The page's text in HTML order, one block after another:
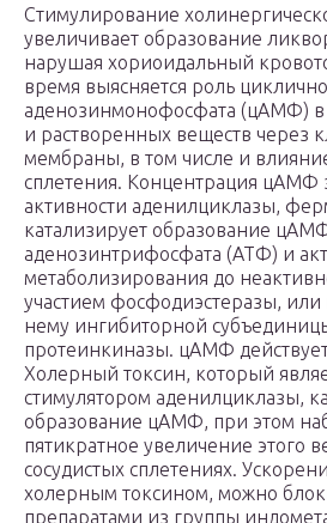
Стимулирование
увеличивает образование
нарушая хориоидальный
время выясняется роль
аденозинмонофосфата (цАМФ)
и растворенных веществ через
мембраны, в том числе и
сплетения. Концентрация цАМФ
активности аденилциклазы,
катализирует образование
аденозинтрифосфата (АТФ) и
метаболизирования до
участием фосфодиэстеразы,
нему ингибиторной
протеинкиназы. цАМФ
Холерный токсин, который
стимулятором аденилциклазы,
образование цАМФ, при этом
пятикратное увеличение этого
сосудистых сплетениях.
холерным токсином, можно
препаратами из группы